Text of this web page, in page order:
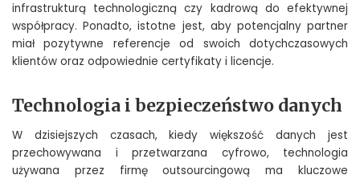
infrastrukturą technologiczną czy kadrową do efektywnej
współpracy. Ponadto, istotne jest, aby potencjalny partner
miał pozytywne referencje od swoich dotychczasowych
klientów oraz odpowiednie certyfikaty i licencje.
Technologia i bezpieczeństwo danych
W dzisiejszych czasach, kiedy większość danych jest
przechowywana i przetwarzana cyfrowo, technologia
używana przez firmę outsourcingową ma kluczowe